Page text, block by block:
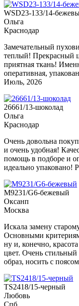
WSD23-133/14-
Ольга
Краснодар
Замечательный
теплый! Прекрасный
приятная ткань!
оперативная,
Июль, 2026
26661/13-шоколад
Ольга
Краснодар
Очень довольна
и очень удобная!
помощь в подборе и
идеально упаковано!
M9231/G6-бежевый
Оксанп
Москва
Искала замену
Основными
ну и, конечно,
цвет. Очень
образ, носить с
TS2418/15-черный
Любовь
Спб